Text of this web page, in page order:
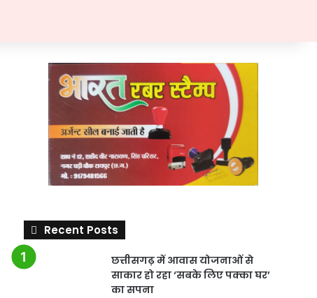
Recent Posts
छत्तीसगढ़ में आवास योजनाओं से
साकार हो रहा ‘सबके लिए पक्का घर’
का सपना